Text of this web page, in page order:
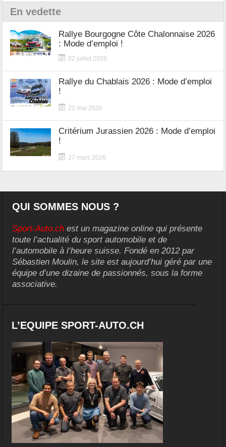
En vedette
Rallye Bourgogne Côte Chalonnaise 2026
: Mode d’emploi !
02 juillet 2026
Rallye du Chablais 2026 : Mode d’emploi
!
22 mai 2026
Critérium Jurassien 2026 : Mode d’emploi
!
27 mars 2026
QUI SOMMES NOUS ?
Sport-Auto.ch est un magazine online qui présente
toute l’actualité du sport automobile et de
l’automobile à l’heure suisse. Fondé en 2012 par
Sébastien Moulin, le site est aujourd’hui géré par une
équipe d’une dizaine de passionnés, sous la forme
associative.
L’EQUIPE SPORT-AUTO.CH